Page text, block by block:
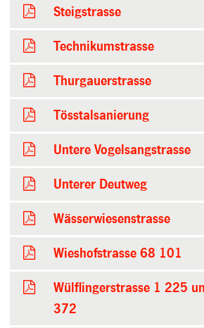
Steigstrasse
Technikumstrasse
Thurgauerstrasse
Tösstalsanierung
Untere Vogelsangstrasse
Unterer Deutweg
Wässerwiesenstrasse
Wieshofstrasse 68 101
Wülflingerstrasse 1 225
372